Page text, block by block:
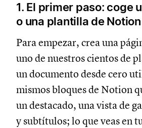
1. El primer paso: coge
o una plantilla de Notion
Para empezar, crea una
uno de nuestros cientos de
un documento desde cero
mismos bloques de Notion
un destacado, una vista de
y subtítulos; lo que veas en